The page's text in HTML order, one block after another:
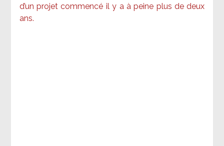
d’un projet commencé il y a à peine plus de deux
ans.